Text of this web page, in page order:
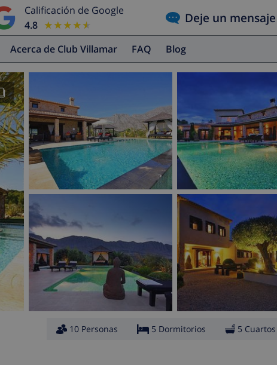
Calificación de Google
4.8
★★★★★
★★★★★ Deje un mensaje
Acerca de Club Villamar FAQ Blog
10 Personas 5 Dormitorios 5